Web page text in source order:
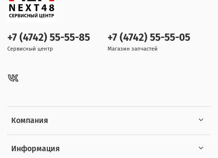
Компания
Информация
+7 (4742) 55-55-85
Сервисный центр
+7 (4742) 55-55-05
Магазин запчастей